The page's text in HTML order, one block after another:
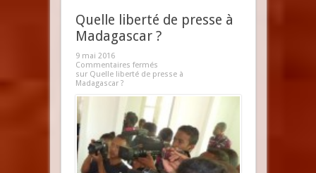
Quelle liberté de presse à
Madagascar ?
9 mai 2016
Commentaires fermés
sur Quelle liberté de presse à
Madagascar ?